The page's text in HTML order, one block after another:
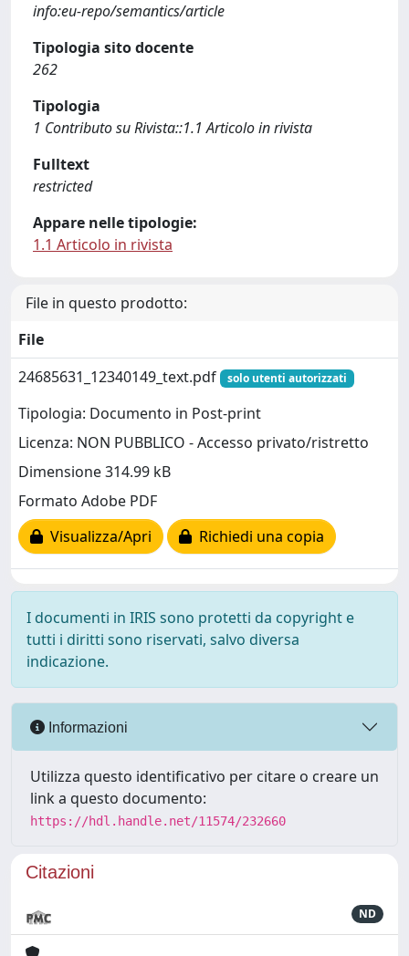
info:eu-repo/semantics/article
Tipologia sito docente
262
Tipologia
1 Contributo su Rivista::1.1 Articolo in rivista
Fulltext
restricted
Appare nelle tipologie:
1.1 Articolo in rivista
File in questo prodotto:
File
24685631_12340149_text.pdf
solo utenti autorizzati
Tipologia: Documento in Post-print
Licenza: NON PUBBLICO - Accesso privato/ristretto
Dimensione 314.99 kB
Formato Adobe PDF
Visualizza/Apri
Richiedi una copia
I documenti in IRIS sono protetti da copyright e
tutti i diritti sono riservati, salvo diversa
indicazione.
Informazioni
Utilizza questo identificativo per citare o creare un
link a questo documento:
https://hdl.handle.net/11574/232660
Citazioni
ND